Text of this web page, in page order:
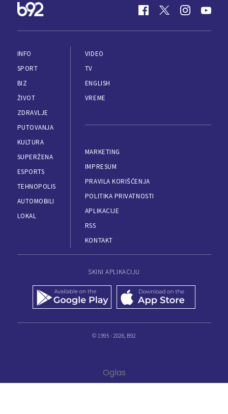
INFO
SPORT
BIZ
ŽIVOT
ZDRAVLJE
PUTOVANJA
KULTURA
SUPERŽENA
ESPORTS
TEHNOPOLIS
AUTOMOBILI
LOKAL
VIDEO
TV
ENGLISH
VREME
MARKETING
IMPRESUM
PRAVILA KORIŠĆENJA
POLITIKA PRIVATNOSTI
APLIKACIJE
RSS
KONTAKT
SKINI APLIKACIJU
© 1995 - 2026, B92